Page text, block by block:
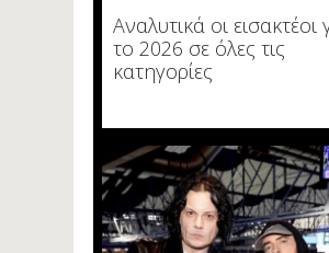
Αναλυτικά οι εισακτέοι
το 2026 σε όλες τις
κατηγορίες